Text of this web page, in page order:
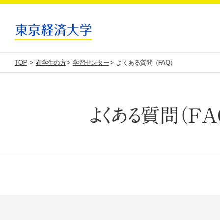
TOP 在学生の方 学習センター よくある質問（FAQ）
よくある質問（